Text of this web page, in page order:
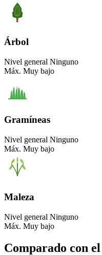
Árbol
Nivel general Ninguno
Máx. Muy bajo
Gramíneas
Nivel general Ninguno
Máx. Muy bajo
Maleza
Nivel general Ninguno
Máx. Muy bajo
Comparado con